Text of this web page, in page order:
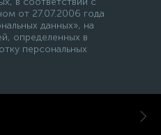
от 27.07.2006 года
данных», на
определенных в
персональных